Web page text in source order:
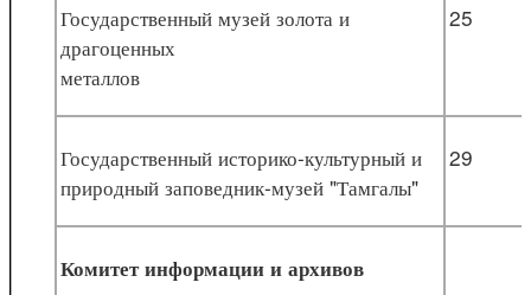
Государственный музей золота и
драгоценных
металлов
25
Государственный историко-культурный и
природный заповедник-музей "Тамгалы"
29
Комитет информации и архивов